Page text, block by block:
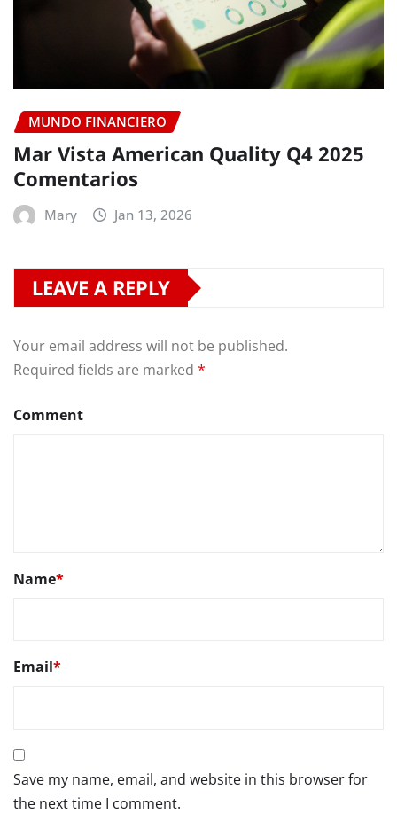
MUNDO FINANCIERO
Mar Vista American Quality Q4 2025
Comentarios
Mary Jan 13, 2026
LEAVE A REPLY
Your email address will not be published.
Required fields are marked *
Comment
Name*
Email*
Save my name, email, and website in this browser for
the next time I comment.